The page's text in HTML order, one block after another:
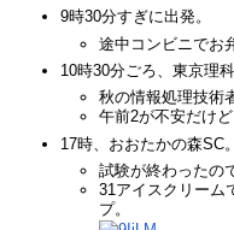
9時30分すぎに出発。
途中コンビニでお
10時30分ごろ、東京理
秋の情報処理技術
午前2が不安だけ
17時、おおたかの森SC。
試験が終わったの
31アイスクリーム
プ。